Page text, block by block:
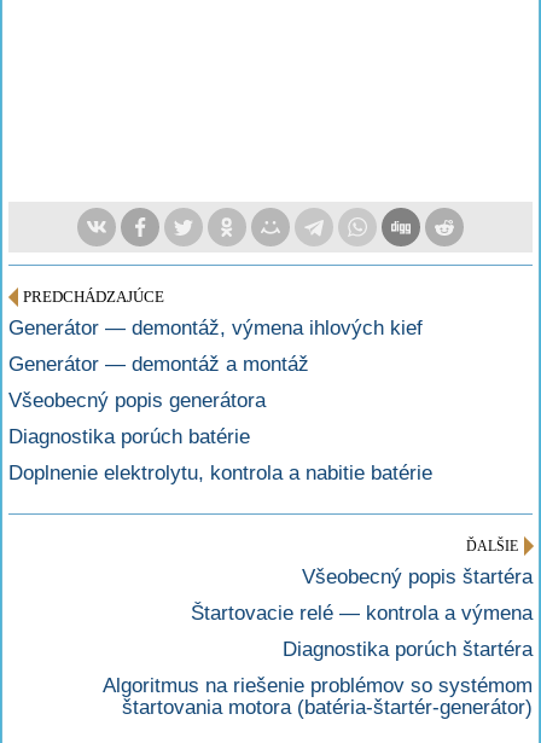
PREDCHÁDZAJÚCE
Generátor — demontáž, výmena ihlových kief
Generátor — demontáž a montáž
Všeobecný popis generátora
Diagnostika porúch batérie
Doplnenie elektrolytu, kontrola a nabitie batérie
ĎALŠIE
Všeobecný popis štartéra
Štartovacie relé — kontrola a výmena
Diagnostika porúch štartéra
Algoritmus na riešenie problémov so systémom
štartovania motora (batéria-štartér-generátor)